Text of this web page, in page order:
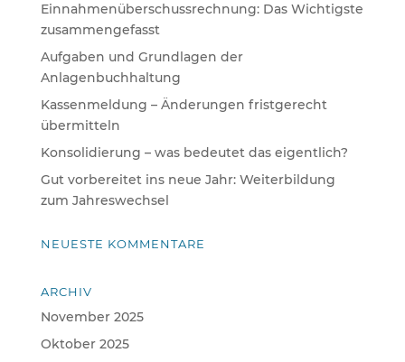
Einnahmenüberschussrechnung: Das Wichtigste
zusammengefasst
Aufgaben und Grundlagen der
Anlagenbuchhaltung
Kassenmeldung – Änderungen fristgerecht
übermitteln
Konsolidierung – was bedeutet das eigentlich?
Gut vorbereitet ins neue Jahr: Weiterbildung
zum Jahreswechsel
NEUESTE KOMMENTARE
ARCHIV
November 2025
Oktober 2025